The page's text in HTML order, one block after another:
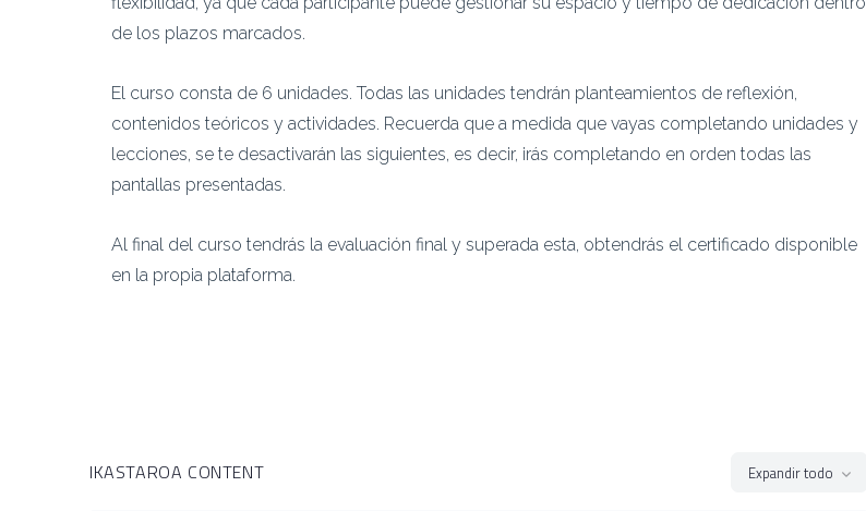
de los plazos marcados.
El curso consta de 6 unidades. Todas las unidades tendrán planteamientos de reflexión,
contenidos teóricos y actividades. Recuerda que a medida que vayas completando unidades y
lecciones, se te desactivarán las siguientes, es decir, irás completando en orden todas las
pantallas presentadas.
Al final del curso tendrás la evaluación final y superada esta, obtendrás el certificado disponible
en la propia plataforma.
IKASTAROA CONTENT Expandir todo
Ikasgai